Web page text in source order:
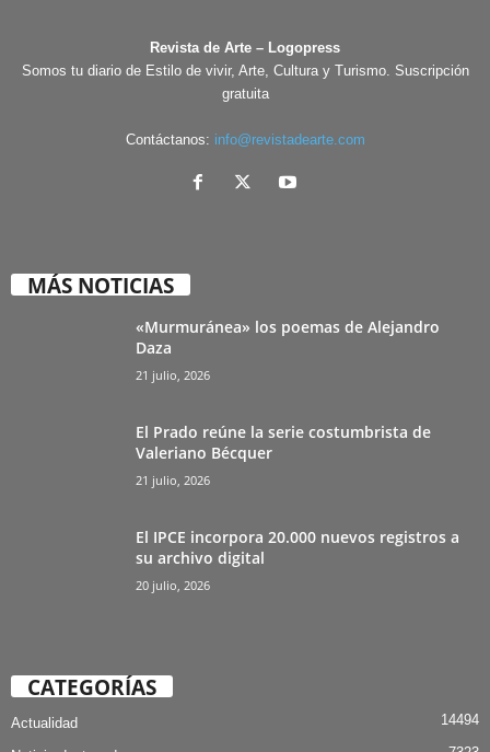
Revista de Arte – Logopress
Somos tu diario de Estilo de vivir, Arte, Cultura y Turismo. Suscripción
gratuita
Contáctanos: info@revistadearte.com
MÁS NOTICIAS
«Murmuránea» los poemas de Alejandro
Daza
21 julio, 2026
El Prado reúne la serie costumbrista de
Valeriano Bécquer
21 julio, 2026
El IPCE incorpora 20.000 nuevos registros a
su archivo digital
20 julio, 2026
CATEGORÍAS
Actualidad 14494